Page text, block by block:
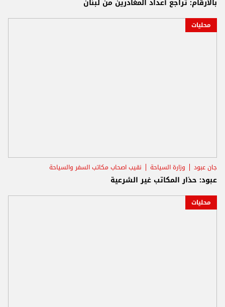
بالأرقام: تراجع أعداد المغادرين من لبنان
محليات
جان عبود وزارة السياحة نقيب اصحاب مكاتب السفر والسياحة
عبود: حذار المكاتب غير الشرعية
محليات